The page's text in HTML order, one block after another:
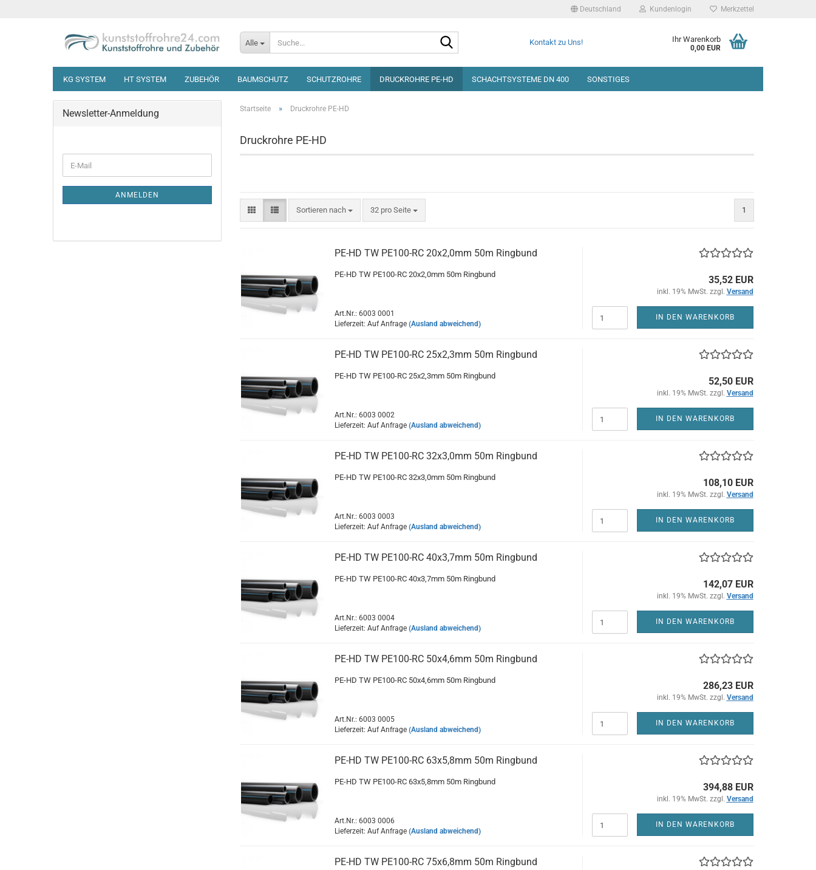
Deutschland Kundenlogin Merkzettel
Alle Kontakt zu Uns! Ihr Warenkorb
0,00 EUR
KG SYSTEM HT SYSTEM ZUBEHÖR BAUMSCHUTZ SCHUTZROHRE DRUCKROHRE PE-HD SCHACHTSYSTEME DN 400 SONSTIGES
Startseite » Druckrohre PE-HD
Druckrohre PE-HD
Sortieren nach
Sortieren nach 32 pro Seite
pro Seite 1
PE-HD TW PE100-RC 20x2,0mm 50m Ringbund
PE-HD TW PE100-RC 20x2,0mm 50m Ringbund
Art.Nr.: 6003 0001
Lieferzeit: Auf Anfrage (Ausland abweichend)
35,52 EUR
inkl. 19% MwSt. zzgl. Versand
IN DEN WARENKORB
PE-HD TW PE100-RC 25x2,3mm 50m Ringbund
PE-HD TW PE100-RC 25x2,3mm 50m Ringbund
Art.Nr.: 6003 0002
Lieferzeit: Auf Anfrage (Ausland abweichend)
52,50 EUR
inkl. 19% MwSt. zzgl. Versand
IN DEN WARENKORB
PE-HD TW PE100-RC 32x3,0mm 50m Ringbund
PE-HD TW PE100-RC 32x3,0mm 50m Ringbund
Art.Nr.: 6003 0003
Lieferzeit: Auf Anfrage (Ausland abweichend)
108,10 EUR
inkl. 19% MwSt. zzgl. Versand
IN DEN WARENKORB
PE-HD TW PE100-RC 40x3,7mm 50m Ringbund
PE-HD TW PE100-RC 40x3,7mm 50m Ringbund
Art.Nr.: 6003 0004
Lieferzeit: Auf Anfrage (Ausland abweichend)
142,07 EUR
inkl. 19% MwSt. zzgl. Versand
IN DEN WARENKORB
PE-HD TW PE100-RC 50x4,6mm 50m Ringbund
PE-HD TW PE100-RC 50x4,6mm 50m Ringbund
Art.Nr.: 6003 0005
Lieferzeit: Auf Anfrage (Ausland abweichend)
286,23 EUR
inkl. 19% MwSt. zzgl. Versand
IN DEN WARENKORB
PE-HD TW PE100-RC 63x5,8mm 50m Ringbund
PE-HD TW PE100-RC 63x5,8mm 50m Ringbund
Art.Nr.: 6003 0006
Lieferzeit: Auf Anfrage (Ausland abweichend)
394,88 EUR
inkl. 19% MwSt. zzgl. Versand
IN DEN WARENKORB
PE-HD TW PE100-RC 75x6,8mm 50m Ringbund
Newsletter-Anmeldung
ZUR
E-
Mail
ANMELDEN